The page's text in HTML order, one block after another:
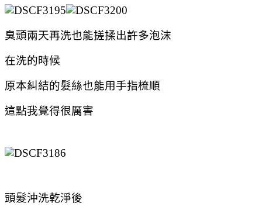
臭頭兩天再洗也能搓揉出許多泡沫
在洗的時候
原本糾結的髮絲也能用手指梳順
這點我覺得很厲害
頭髮沖洗乾淨後